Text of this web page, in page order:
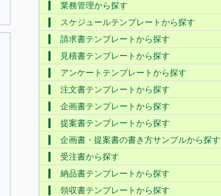
業務管理から探す
スケジュールテンプレートから探す
請求書テンプレートから探す
見積書テンプレートから探す
アンケートテンプレートから探す
注文書テンプレートから探す
企画書テンプレートから探す
提案書テンプレートから探す
企画書・提案書の書き方サンプルから探す
受注書から探す
納品書テンプレートから探す
領収書テンプレートから探す